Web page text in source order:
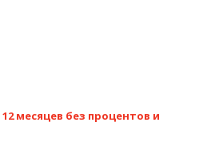
месяцев без процентов и